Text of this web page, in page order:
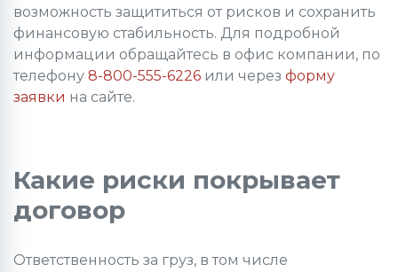
возможность защититься от рисков и сохранить
финансовую стабильность. Для подробной
информации обращайтесь в офис компании, по
телефону 8-800-555-6226 или через форму
заявки на сайте.
Какие риски покрывает
договор
Ответственность за груз, в том числе